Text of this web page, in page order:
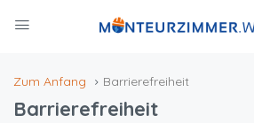
Zum Anfang Barrierefreiheit
Barrierefreiheit